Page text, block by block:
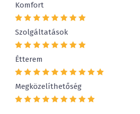
Komfort
Szolgáltatások
Étterem
Megközelíthetőség